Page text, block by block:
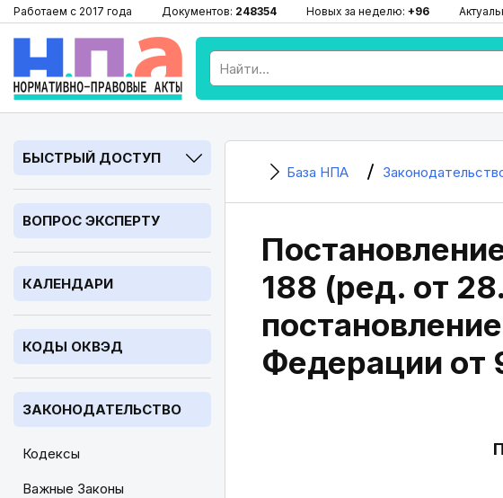
Работаем с 2017 года Документов: 248354 Новых за неделю: +96
БЫСТРЫЙ ДОСТУП
ВОПРОС ЭКСПЕРТУ
КАЛЕНДАРИ
КОДЫ ОКВЭД
ЗАКОНОДАТЕЛЬСТВО
Кодексы
Важные Законы
База НПА
188 (ред. от
Федерации от